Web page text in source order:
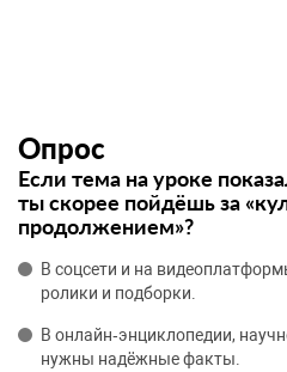
Опрос
Если тема на уроке
ты скорее пойдёшь за
продолжением»?
В соцсети и на
ролики и подборки.
В онлайн‑энциклопедии,
нужны надёжные факты.